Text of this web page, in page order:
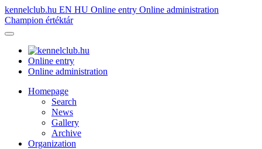
kennelclub.hu EN HU Online entry Online administration
Champion értéktár
Online entry
Online administration
Homepage
Search
News
Gallery
Archive
Organization